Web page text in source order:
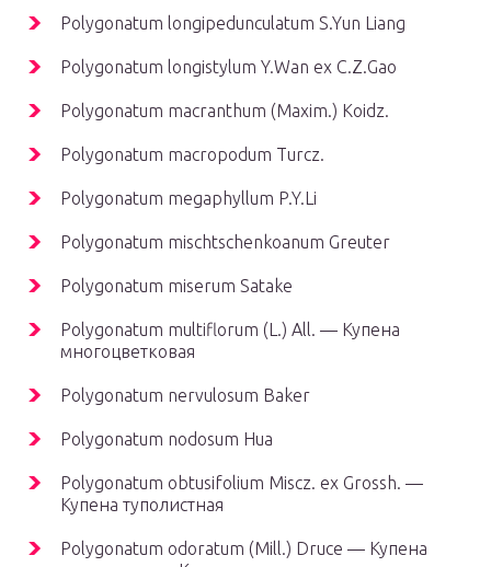
Polygonatum longipedunculatum S.Yun Liang
Polygonatum longistylum Y.Wan ex C.Z.Gao
Polygonatum macranthum (Maxim.) Koidz.
Polygonatum macropodum Turcz.
Polygonatum megaphyllum P.Y.Li
Polygonatum mischtschenkoanum Greuter
Polygonatum miserum Satake
Polygonatum multiflorum (L.) All. — Купена
многоцветковая
Polygonatum nervulosum Baker
Polygonatum nodosum Hua
Polygonatum obtusifolium Miscz. ex Grossh. —
Купена туполистная
Polygonatum odoratum (Mill.) Druce — Купена